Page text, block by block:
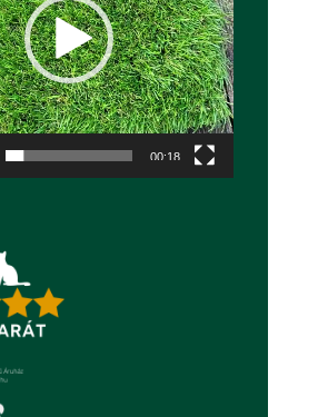
00:18